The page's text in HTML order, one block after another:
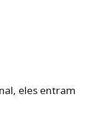
eles entram